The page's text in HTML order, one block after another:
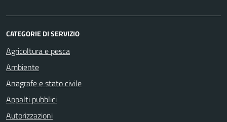
CATEGORIE DI SERVIZIO
Agricoltura e pesca
Ambiente
Anagrafe e stato civile
Appalti pubblici
Autorizzazioni